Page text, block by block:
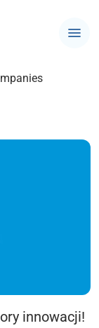
innowacji!